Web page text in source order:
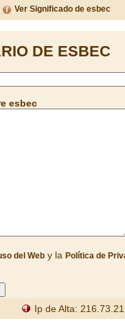
Ver Significado de esbec
DE ESBEC
esbec
del Weby la Política de
Ip de Alta: